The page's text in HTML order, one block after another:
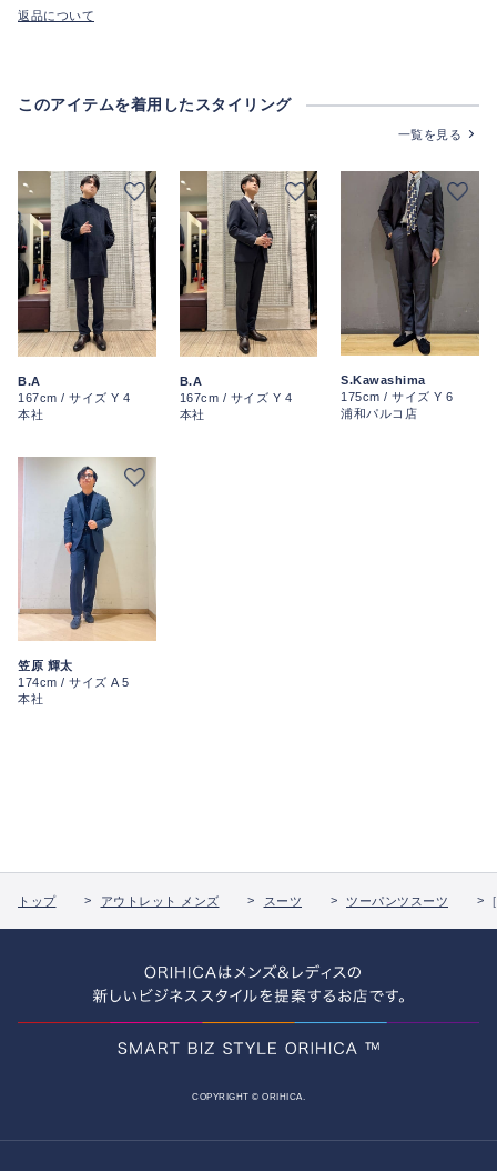
返品について
このアイテムを着用したスタイリング
一覧を見る
B.A
167cm / サイズ Y 4
本社
B.A
167cm / サイズ Y 4
本社
S.Kawashima
175cm / サイズ Y 6
浦和パルコ店
笠原 輝太
174cm / サイズ A 5
本社
トップ アウトレット メンズ スーツ ツーパンツスーツ
COPYRIGHT © ORIHICA.